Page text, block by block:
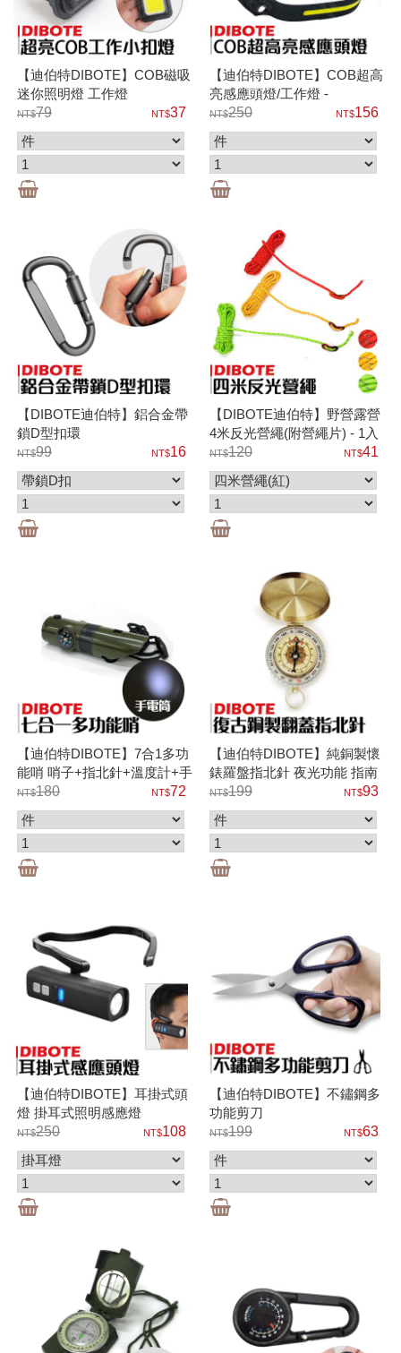
【迪伯特DIBOTE】COB磁吸
迷你照明燈 工作燈
79
37
【迪伯特DIBOTE】COB超高
亮感應頭燈/工作燈 -
COB+LED雙光源 感應式超輕
超亮 大廣角
250 156
【DIBOTE迪伯特】鋁合金帶
鎖D型扣環
99
16
【DIBOTE迪伯特】野營露營
4米反光營繩(附營繩片) - 1入
120
41
【迪伯特DIBOTE】7合1多功
能哨 哨子+指北針+溫度計+手
電筒 （附掛繩）
180 72
【迪伯特DIBOTE】純銅製懷
錶羅盤指北針 夜光功能 指南
針 199 93
【迪伯特DIBOTE】耳掛式頭
燈 掛耳式照明感應燈
250
108
【迪伯特DIBOTE】不鏽鋼多
功能剪刀
199
63